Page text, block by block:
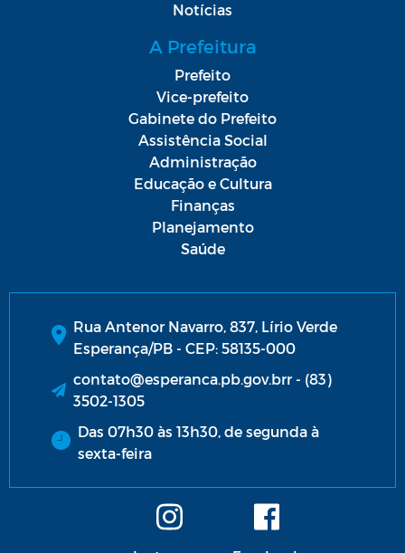
Notícias
A Prefeitura
Prefeito
Vice-prefeito
Gabinete do Prefeito
Assistência Social
Administração
Educação e Cultura
Finanças
Planejamento
Saúde
Rua Antenor Navarro, 837, Lírio Verde
Esperança/PB - CEP: 58135-000
contato@esperanca.pb.gov.brr - (83)
3502-1305
Das 07h30 às 13h30, de segunda à
sexta-feira